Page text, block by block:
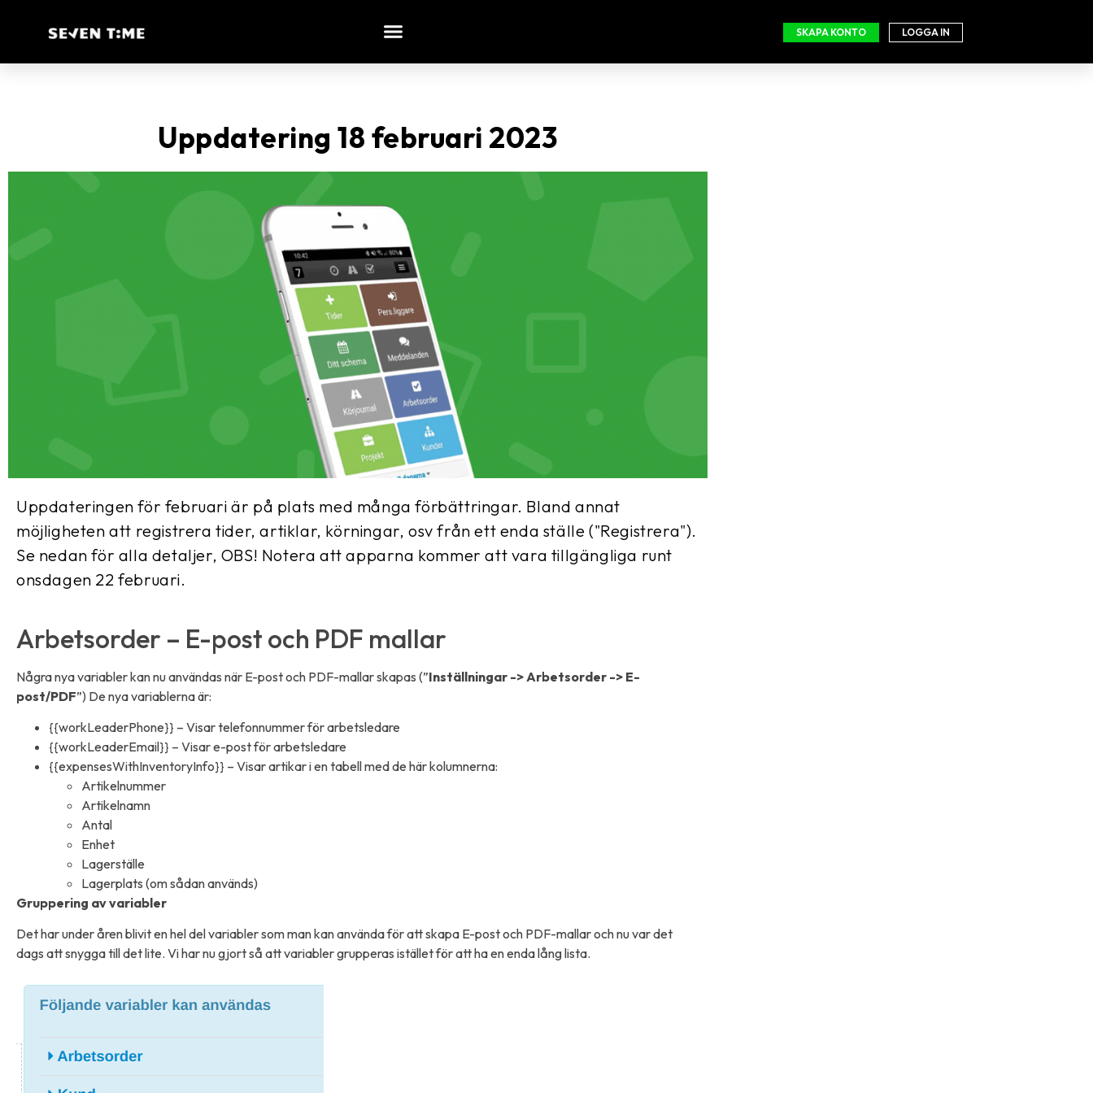
SKAPA KONTO LOGGA IN
Uppdatering 18 februari 2023
Uppdateringen för februari är på plats med många förbättringar. Bland annat
möjligheten att registrera tider, artiklar, körningar, osv från ett enda ställe ("Registrera").
Se nedan för alla detaljer, OBS! Notera att apparna kommer att vara tillgängliga runt
onsdagen 22 februari.
Arbetsorder – E-post och PDF mallar
Några nya variabler kan nu användas när E-post och PDF-mallar skapas (”Inställningar -> Arbetsorder -> E-
post/PDF”) De nya variablerna är:
{{workLeaderPhone}} – Visar telefonnummer för arbetsledare
{{workLeaderEmail}} – Visar e-post för arbetsledare
{{expensesWithInventoryInfo}} – Visar artikar i en tabell med de här kolumnerna:
Artikelnummer
Artikelnamn
Antal
Enhet
Lagerställe
Lagerplats (om sådan används)
Gruppering av variabler
Det har under åren blivit en hel del variabler som man kan använda för att skapa E-post och PDF-mallar och nu var det
dags att snygga till det lite. Vi har nu gjort så att variabler grupperas istället för att ha en enda lång lista.